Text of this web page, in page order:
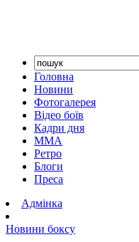
Головна
Новини
Фотогалерея
Відео боїв
Кадри дня
ММА
Ретро
Блоги
Преса
Адмінка
Новини боксу